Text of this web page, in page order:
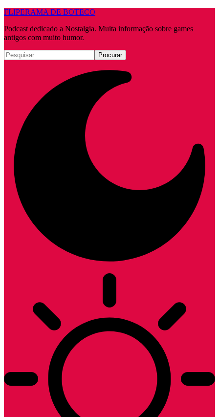
FLIPERAMA DE BOTECO
Podcast dedicado a Nostalgia. Muita informação sobre games
antigos com muito humor.